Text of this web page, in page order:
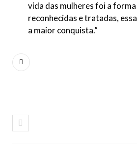
vida das mulheres foi a
reconhecidas e tratadas,
a maior conquista.”